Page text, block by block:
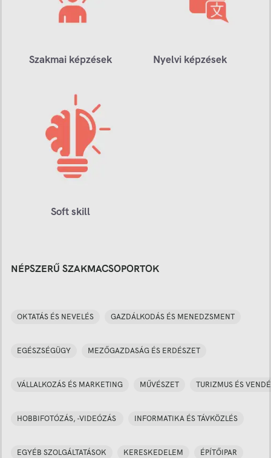
Szakmai képzések Nyelvi képzések
Soft skill
NÉPSZERŰ SZAKMACSOPORTOK
OKTATÁS ÉS NEVELÉS GAZDÁLKODÁS ÉS MENEDZSMENT
EGÉSZSÉGÜGY MEZŐGAZDASÁG ÉS ERDÉSZET
VÁLLALKOZÁS ÉS MARKETING MŰVÉSZET TURIZMUS ÉS
HOBBIFOTÓZÁS, -VIDEÓZÁS INFORMATIKA ÉS TÁVKÖZLÉS
EGYÉB SZOLGÁLTATÁSOK KERESKEDELEM ÉPÍTŐIPAR